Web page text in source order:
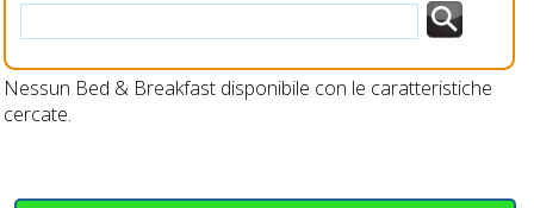
Nessun Bed & Breakfast disponibile con le caratteristiche
cercate.